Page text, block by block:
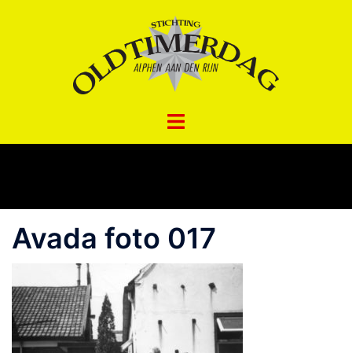
Avada foto 017